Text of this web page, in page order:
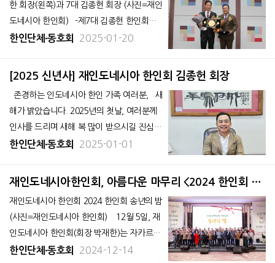
한 회장(왼쪽)과 7대 김종헌 회장 (사진=재인
도네시아 한인회) -제7대 김종헌 한인회장
취임 “경제적, 사회적으로 도움이 필요한 한
한인회는 2025년 1월 17일 10시 30분, 주인
한인단체∙동호회 2025-01-20
[2025 신년사] 재인도네시아 한인회 김종헌 회장
존경하는 인도네시아 한인 가족 여러분, 새
해가 밝았습니다. 2025년의 첫날, 여러분께
인사를 드리며 새해 복 많이 받으시길 진심으
로 기원합니다. 가족 모두의 건강과 행복, 그
한인단체∙동호회 2025-01-01
재인도네시아한인회, 아름다운 마무리 <2024 한인회 송
년의 밤> 개최
재인도네시아 한인회 2024 한인회 송년의 밤
(사진=재인도네시아 한인회) 12월 5일, 재
인도네시아 한인회(회장 박재한)는 자카르타
세인트 레지스 호텔에서 ‘2024 한인회 송년
한인단체∙동호회 2024-12-14